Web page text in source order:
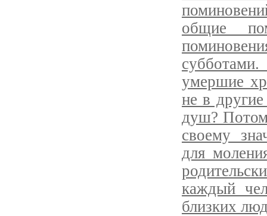
общие
умершие
не в
душ?
своему
для
каждый
близких